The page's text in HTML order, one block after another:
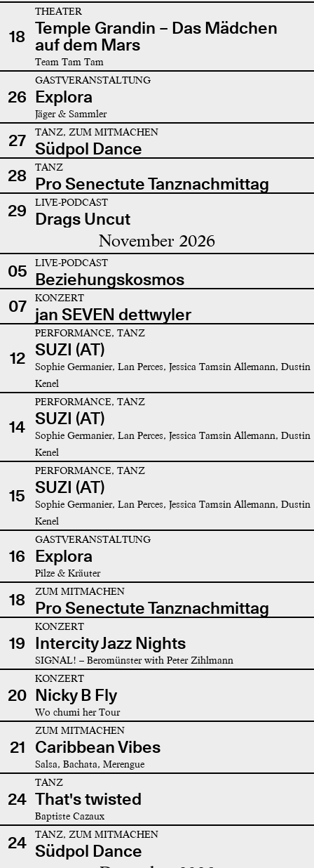
18
THEATER
Temple Grandin – Das Mädchen
auf dem Mars
Team Tam Tam
26
GASTVERANSTALTUNG
Explora
Jäger & Sammler
27 TANZ, ZUM MITMACHEN
Südpol Dance
28
TANZ
Pro Senectute Tanznachmittag
29
LIVE-PODCAST
Drags Uncut
November 2026
05 LIVE-PODCAST
Beziehungskosmos
07
KONZERT
jan SEVEN dettwyler
12
PERFORMANCE, TANZ
SUZI (AT)
Sophie Germanier, Lan Perces, Jessica Tamsin Allemann, Dustin
Kenel
14
PERFORMANCE, TANZ
SUZI (AT)
Sophie Germanier, Lan Perces, Jessica Tamsin Allemann, Dustin
Kenel
15
PERFORMANCE, TANZ
SUZI (AT)
Sophie Germanier, Lan Perces, Jessica Tamsin Allemann, Dustin
Kenel
16
GASTVERANSTALTUNG
Explora
Pilze & Kräuter
18 ZUM MITMACHEN
Pro Senectute Tanznachmittag
19
KONZERT
Intercity Jazz Nights
SIGNAL! – Beromünster with Peter Zihlmann
20
KONZERT
Nicky B Fly
Wo chumi her Tour
21
ZUM MITMACHEN
Caribbean Vibes
Salsa, Bachata, Merengue
24
TANZ
That's twisted
Baptiste Cazaux
24 TANZ, ZUM MITMACHEN
Südpol Dance